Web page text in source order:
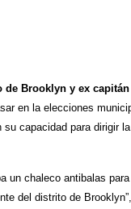
Brooklyn y ex
en la elecciones
capacidad para dirigir
un chaleco antibalas
del distrito de